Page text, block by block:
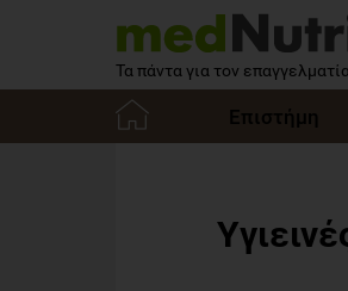
Τα πάντα για τον
Επιστήμη